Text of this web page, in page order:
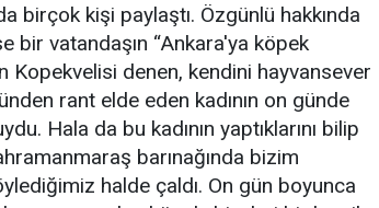
birçok kişi paylaştı. Özgünlü hakkında
bir vatandaşın “Ankara'ya köpek
Kopekvelisi denen, kendini hayvansever
rant elde eden kadının on günde
Hala da bu kadının yaptıklarını bilip
barınağında bizim
halde çaldı. On gün boyunca